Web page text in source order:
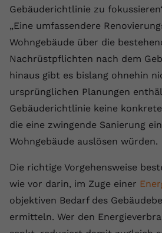
Gebäuderichtlinie zu
„Eine umfassendere
Wohngebäude über die
Nachrüstpflichten nach dem
hinaus gibt es bislang ohnehin
ursprünglichen Planungen
Gebäuderichtlinie keine
die eine zwingende Sanierung
Wohngebäude auslösen würden.
Die richtige Vorgehensweise
wie vor darin, im Zuge einer
objektiven Bedarf des
ermitteln. Wer den
Dieses Cookie
Name CONSENT
Anbieter youtube.com
Laufzeit 2 Jahre
Zweck
eingebettete
registriert
yt-remote-device-id
Anbieter Youtube.com
Laufzeit Session